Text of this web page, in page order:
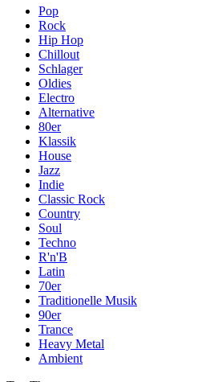
Pop
Rock
Hip Hop
Chillout
Schlager
Oldies
Electro
Alternative
80er
Klassik
House
Jazz
Indie
Classic Rock
Country
Soul
Techno
R'n'B
Latin
70er
Traditionelle Musik
90er
Trance
Heavy Metal
Ambient